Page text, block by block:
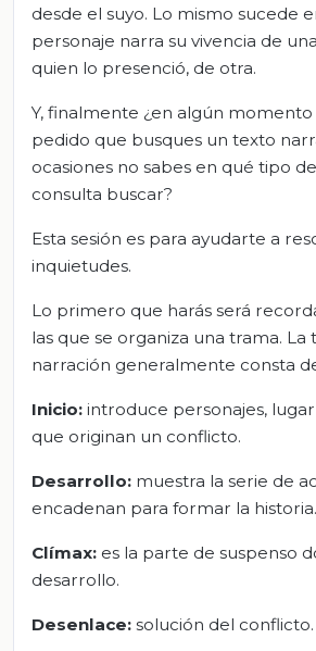
desde el suyo. Lo mismo sucede
personaje narra su vivencia de
quien lo presenció, de otra.
Y, finalmente ¿en algún
pedido que busques un texto
ocasiones no sabes en qué tipo
consulta buscar?
Esta sesión es para ayudarte a
inquietudes.
Lo primero que harás será
las que se organiza una trama. La
narración generalmente consta
Inicio: introduce personajes,
que originan un conflicto.
Desarrollo: muestra la serie de
encadenan para formar la historia.
Clímax: es la parte de suspenso
desarrollo.
Desenlace: solución del conflicto.